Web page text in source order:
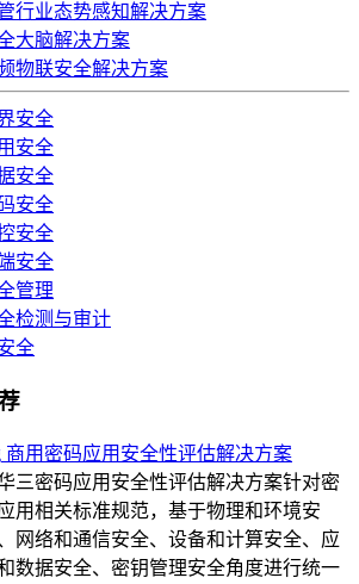
行业态势感知解决方案
大脑解决方案
物联安全解决方案
安全
安全
安全
安全
安全
安全
管理
检测与审计
全
商用密码应用安全性评估解决方案
三密码应用安全性评估解决方案针对密
用相关标准规范，基于物理和环境安
网络和通信安全、设备和计算安全、应
数据安全、密钥管理安全角度进行统一